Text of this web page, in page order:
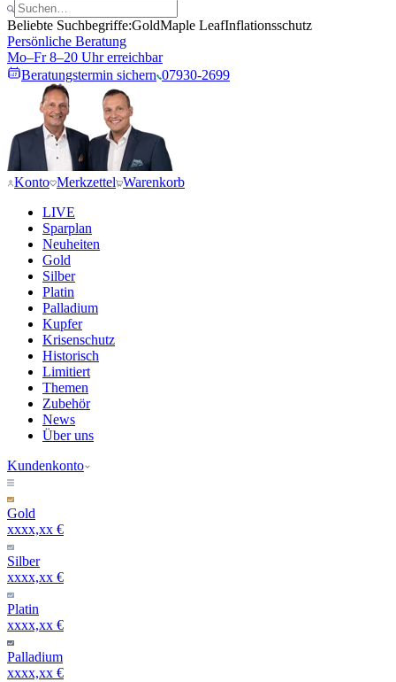
Beliebte Suchbegriffe:GoldMaple LeafInflationsschutz
Persönliche Beratung
Mo–Fr 8–20 Uhr erreichbar
Beratungstermin sichern 07930-2699
Konto Merkzettel Warenkorb
LIVE
Sparplan
Neuheiten
Gold
Silber
Platin
Palladium
Kupfer
Krisenschutz
Historisch
Limitiert
Themen
Zubehör
News
Über uns
Kundenkonto
Gold
xxxx,xx €
Silber
xxxx,xx €
Platin
xxxx,xx €
Palladium
xxxx,xx €